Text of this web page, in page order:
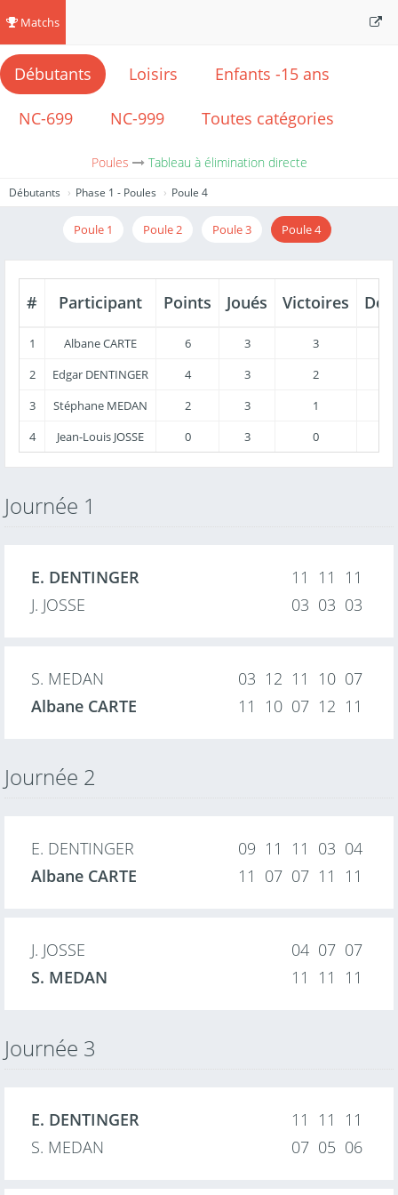
Matchs
Débutants Loisirs Enfants -15 ans
NC-699 NC-999 Toutes catégories
Poules Tableau à élimination directe
Débutants Phase 1 - Poules Poule 4
Poule 1 Poule 2 Poule 3 Poule 4
# Participant Points Joués Victoires
1 Albane CARTE 6 3 3
2
Edgar DENTINGER 4 3 2
3
Stéphane MEDAN 2 3 1
4
Jean-Louis JOSSE 0 3 0
Journée 1
E. DENTINGER
J. JOSSE
11 11 11
03 03 03
S. MEDAN
Albane CARTE
03 12 11 10 07
11 10 07 12 11
Journée 2
E. DENTINGER
Albane CARTE
09 11 11 03 04
11 07 07 11 11
J. JOSSE
S. MEDAN
04 07 07
11 11 11
Journée 3
E. DENTINGER
S. MEDAN
11 11 11
07 05 06